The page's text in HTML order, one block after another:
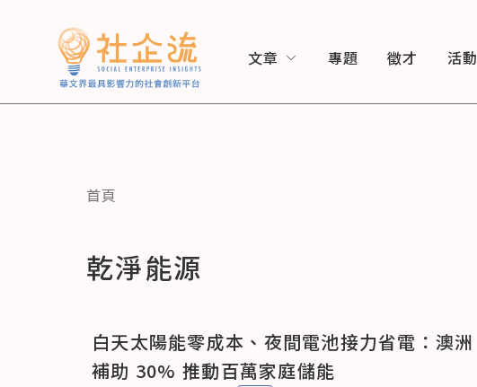
文章 專題 徵才 活動
首頁
乾淨能源
白天太陽能零成本、夜間電池接力省電：澳洲
補助 30% 推動百萬家庭儲能